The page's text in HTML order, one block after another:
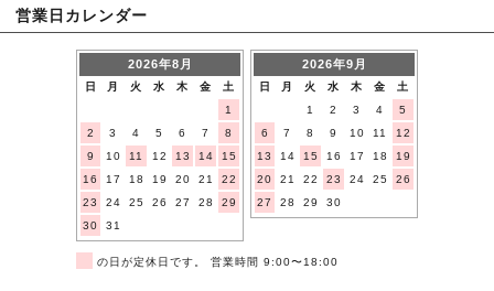
営業日カレンダー
2026年8月
日 月 火 水 木 金
土
1
2
3 4 5 6 7
8
9
10 11 12 13 14
15
16
17 18 19 20 21
22
23
24 25 26 27 28
29
30
31
2026年9月
日 月 火 水 木 金
土
1
2 3 4
5
6
7 8 9 10 11
12
13
14 15 16 17 18
19
20
21 22 23 24 25
26
27
28 29 30
の日が定休日です。 営業時間 9:00〜18:00